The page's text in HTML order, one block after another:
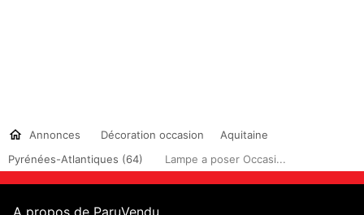
Annonces Décoration occasion
Aquitaine
Pyrénées-Atlantiques (64)
Lampe a poser Occasi...
A propos de ParuVendu